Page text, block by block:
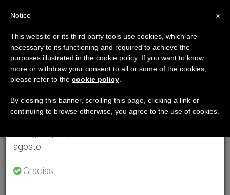
×
Aviso importante
Del 27 de julio al 7 de agosto haremos la pausa
anual, aprovechando que en el periodo de verano
se generan menos informaciones y también el
agosto.
Gracias.
x
Notice
This website or its third party tools use cookies, which are
necessary to its functioning and required to achieve the
purposes illustrated in the cookie policy. If you want to know
more or withdraw your consent to all or some of the cookies,
please refer to the cookie policy
By closing this banner, scrolling this page, clicking a link or
continuing to browse otherwise, you agree to the use of cookies.